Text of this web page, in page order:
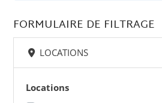
FORMULAIRE DE FILTRAGE
LOCATIONS
Locations